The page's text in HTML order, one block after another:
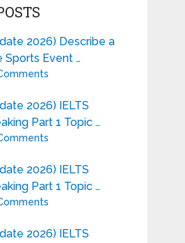
2026) Describe a
Sports Event …
2026) IELTS
Part 1 Topic …
2026) IELTS
Part 1 Topic …
2026) IELTS